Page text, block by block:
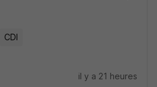
CDI
il y a 21 heures